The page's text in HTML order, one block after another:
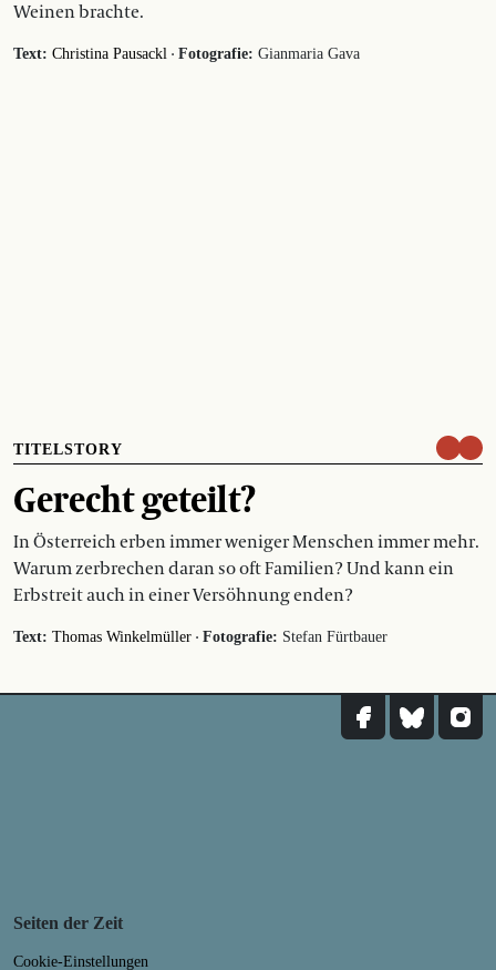
Weinen brachte.
Text: Christina Pausackl · Fotografie: Gianmaria Gava
TITELSTORY
Gerecht geteilt?
In Österreich erben immer weniger Menschen immer mehr.
Warum zerbrechen daran so oft Familien? Und kann ein
Erbstreit auch in einer Versöhnung enden?
Text: Thomas Winkelmüller · Fotografie: Stefan Fürtbauer
Seiten der Zeit
Cookie-Einstellungen